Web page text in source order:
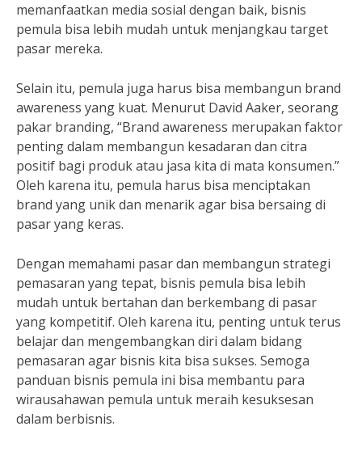
memanfaatkan media sosial dengan baik, bisnis
pemula bisa lebih mudah untuk menjangkau target
pasar mereka.
Selain itu, pemula juga harus bisa membangun brand
awareness yang kuat. Menurut David Aaker, seorang
pakar branding, “Brand awareness merupakan faktor
penting dalam membangun kesadaran dan citra
positif bagi produk atau jasa kita di mata konsumen.”
Oleh karena itu, pemula harus bisa menciptakan
brand yang unik dan menarik agar bisa bersaing di
pasar yang keras.
Dengan memahami pasar dan membangun strategi
pemasaran yang tepat, bisnis pemula bisa lebih
mudah untuk bertahan dan berkembang di pasar
yang kompetitif. Oleh karena itu, penting untuk terus
belajar dan mengembangkan diri dalam bidang
pemasaran agar bisnis kita bisa sukses. Semoga
panduan bisnis pemula ini bisa membantu para
wirausahawan pemula untuk meraih kesuksesan
dalam berbisnis.